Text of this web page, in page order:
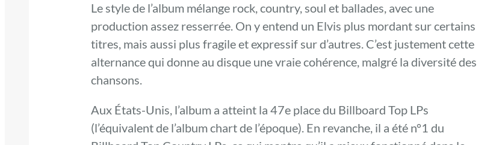
Le style de l’album mélange rock, country, soul et ballades, avec une
production assez resserrée. On y entend un Elvis plus mordant sur certains
titres, mais aussi plus fragile et expressif sur d’autres. C’est justement cette
alternance qui donne au disque une vraie cohérence, malgré la diversité des
chansons.
Aux États-Unis, l’album a atteint la 47e place du Billboard Top LPs
(l’équivalent de l’album chart de l’époque). En revanche, il a été n°1 du